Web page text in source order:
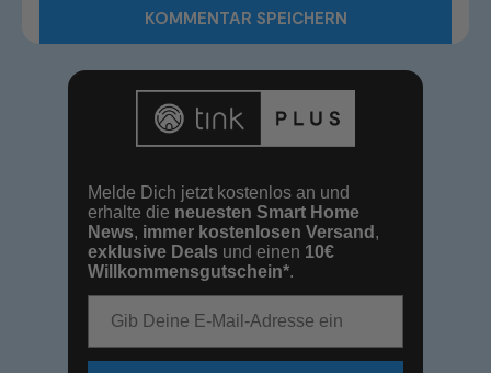
Melde Dich jetzt kostenlos an und
erhalte die neuesten Smart Home
News, immer kostenlosen Versand ,
exklusive Deals und einen 10€
Willkommensgutschein*.